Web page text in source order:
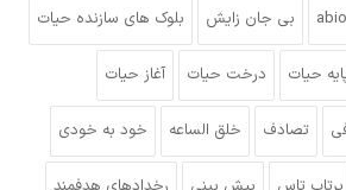
بی جان زایش بلوک های سازنده حیات
حیات درخت حیات آغاز حیات
تصادف خلق الساعه خود به خودی